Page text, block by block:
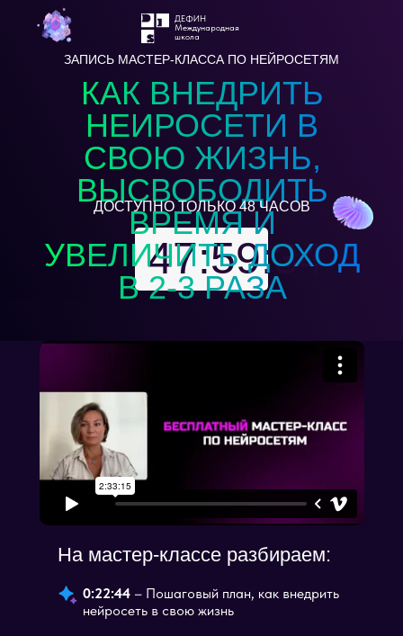
47:59:33
КАК ВНЕДРИТЬ
НЕИРОСЕТИ В
СВОЮ ЖИЗНЬ,
ВЫСВОБОДИТЬ
ВРЕМЯ И
УВЕЛИЧИТЬ ДОХОД
В 2-3 РАЗА
ДОСТУПНО ТОЛЬКО 48 ЧАСОВ
ЗАПИСЬ МАСТЕР-КЛАССА ПО НЕЙРОСЕТЯМ
ДЕФИН
Международная
школа
На мастер-классе разбираем:
0:22:44 – Пошаговый план, как внедрить
нейросеть в свою жизнь